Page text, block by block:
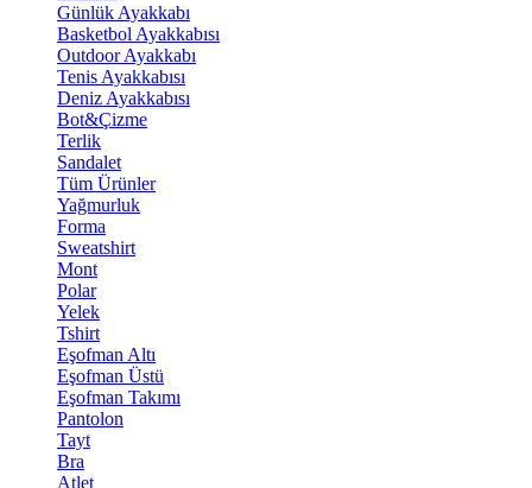
Günlük Ayakkabı
Basketbol Ayakkabısı
Outdoor Ayakkabı
Tenis Ayakkabısı
Deniz Ayakkabısı
Bot&Çizme
Terlik
Sandalet
Tüm Ürünler
Yağmurluk
Forma
Sweatshirt
Mont
Polar
Yelek
Tshirt
Eşofman Altı
Eşofman Üstü
Eşofman Takımı
Pantolon
Tayt
Bra
Atlet